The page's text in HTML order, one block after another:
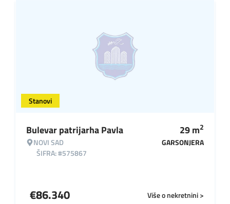
Stanovi
Bulevar patrijarha Pavla
NOVI SAD
ŠIFRA: #575867
29m2
GARSONJERA
Više o nekretnini >
€86.340